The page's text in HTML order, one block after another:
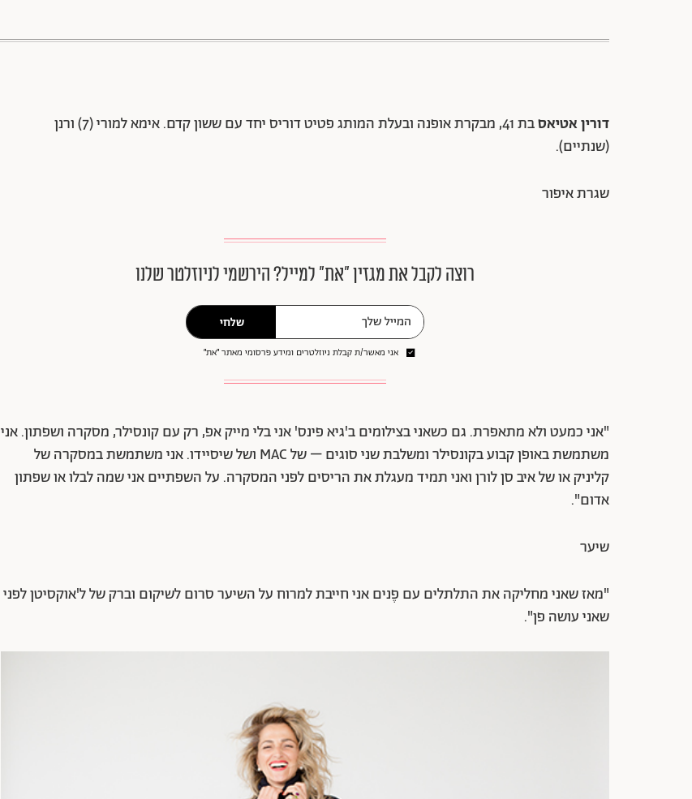
דורין אטיאס
בת 41, מבקרת אופנה ובעלת המותג פטיט דוריס יחד עם ששון קדם. אימא למורי (7) ורנן
(שנתיים).
שגרת איפור
רוצה לקבל את מגזין ״את״ למייל? הירשמי לניוזלטר שלנו
שלחי
אני מאשר/ת קבלת ניוזלטרים ומידע פרסומי מאתר ״את״
"אני כמעט ולא מתאפרת. גם כשאני בצילומים ב'גיא פינס' אני בלי מייק אפ, רק עם קונסילר, מסקרה ושפתון. אני
משתמשת באופן קבוע בקונסילר ומשלבת שני סוגים – של MAC ושל שיסיידו. אני משתמשת במסקרה של
קליניק או של איב סן לורן ואני תמיד מעגלת את הריסים לפני המסקרה. על השפתיים אני שמה לבלו או שפתון
אדום".
שיער
"מאז שאני מחליקה את התלתלים עם פֶנים אני חייבת למרוח על השיער סרום לשיקום וברק של ל'אוקסיטן לפני
שאני עושה פן".